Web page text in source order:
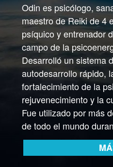
Odin es psicólogo,
maestro de Reiki de 4
psíquico y entrenador
campo de la
Desarrolló un sistema
autodesarrollo rápido,
fortalecimiento de la
rejuvenecimiento y la
Fue utilizado por más
de todo el mundo